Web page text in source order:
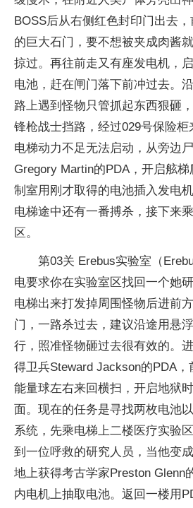
BOSS后从右侧红色封印门出去
的巨大石门，要不想被夹成肉酱
掠过。再往前走又有座发电机，
电池，赶在闸门落下前冲过去。
路上遇到怪物只管抓起东西狠砸
锋枪战士挡路，经过029号保险
电梯动力不足无法启动，从旁边
Gregory Martin的PDA，开启舷
制室用刚才取得的电池插入发电
电梯途中还有一番搏杀，接下来
区。
第03关 Erebus实验室（
电要求你在实验室区找回一个她
电梯出来打发掉周围怪物后进前
门，一路杀过去，建议沿途用悬
行，照准怪物砸过去很有效的。
得卫兵Steward Jackson的PDA
能量球左右来回横扫，开启地狱
面。现在的任务是寻找两枚电池
系统，先乘电梯上二楼医疗实验
到一位呼救的研究人员，当他变
地上获得考古学家Preston Glenn
内电机上抽取电池。返回一楼用